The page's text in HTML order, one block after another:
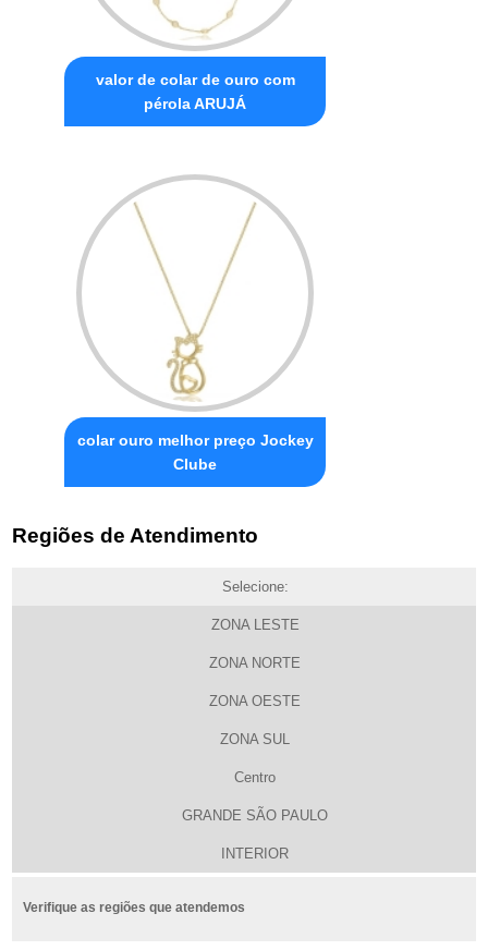
valor de colar de ouro com
pérola ARUJÁ
colar ouro melhor preço Jockey
Clube
Regiões de Atendimento
Selecione:
ZONA LESTE
ZONA NORTE
ZONA OESTE
ZONA SUL
Centro
GRANDE SÃO PAULO
INTERIOR
Verifique as regiões que atendemos